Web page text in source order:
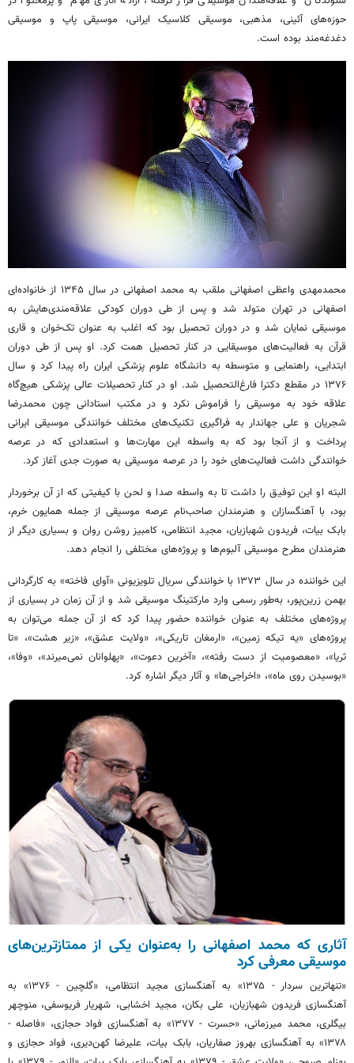
حوزه‌های آئینی، مذهبی، موسیقی کلاسیک ایرانی، موسیقی پاپ و موسیقی
دغدغه‌مند بوده است.
محمدمهدی واعظی اصفهانی ملقب به محمد اصفهانی در سال ۱۳۴۵ از خانواده‌ای
اصفهانی در تهران متولد شد و پس از طی دوران کودکی علاقه‌مندی‌هایش به
موسیقی نمایان شد و در دوران تحصیل بود که اغلب به عنوان تک‌خوان و قاری
قرآن به فعالیت‌های موسیقایی در کنار تحصیل همت کرد. او پس از طی دوران
ابتدایی، راهنمایی و متوسطه به دانشگاه علوم پزشکی ایران راه پیدا کرد و سال
۱۳۷۶ در مقطع دکترا فارغ‌التحصیل شد. او در کنار تحصیلات عالی پزشکی هیچ‌گاه
علاقه خود به موسیقی را فراموش نکرد و در مکتب استادانی چون محمدرضا
شجریان و علی جهاندار به فراگیری تکنیک‌های مختلف خوانندگی موسیقی ایرانی
پرداخت و از آنجا بود که به واسطه این مهارت‌ها و استعدادی که در عرصه
خوانندگی داشت فعالیت‌های خود را در عرصه موسیقی به صورت جدی آغاز کرد.
البته او این توفیق را داشت تا به واسطه صدا و لحن با کیفیتی که از آن برخوردار
بود، با آهنگسازان و هنرمندان صاحب‌نام عرصه موسیقی از جمله همایون خرم،
بابک بیات، فریدون شهبازیان، مجید انتظامی، کامبیز روشن روان و بسیاری دیگر از
هنرمندان مطرح موسیقی آلبوم‌ها و پروژه‌های مختلفی را انجام دهد.
این خواننده در سال ۱۳۷۳ با خوانندگی سریال تلویزیونی «آوای فاخته» به کارگردانی
بهمن زرین‌پور، به‌طور رسمی وارد مارکتینگ موسیقی شد و از آن زمان در بسیاری از
پروژه‌های مختلف به عنوان خواننده حضور پیدا کرد که از آن جمله می‌توان به
پروژه‌های «یهتیکه زمین»، «ارمغان تاریکی»، «ولایت عشق»، «زیر هشت»، «تا
ثریا»، «معصومیت از دست رفته»، «آخرین دعوت»، «پهلوانان نمی‌میرند»، «وفا»،
«بوسیدن روی ماه»، «اخراجی‌ها» و آثار دیگر اشاره کرد.
آثاری که محمد اصفهانی را به‌عنوان یکی از ممتازترین‌های
موسیقی معرفی کرد
«تنهاترین سردار - ۱۳۷۵» به آهنگسازی مجید انتظامی، «گلچین - ۱۳۷۶» به
آهنگسازی فریدون شهبازیان، علی بکان، مجید اخشابی، شهریار فریوسفی، منوچهر
بیگلری، محمد میرزمانی، «حسرت - ۱۳۷۷» به آهنگسازی فوادحجازی، «فاصله -
۱۳۷۸» به آهنگسازی بهروز صفاریان، بابک بیات، علیرضا کهن‌دیری،
فوادحجازی و